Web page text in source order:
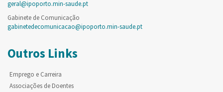
geral@ipoporto.min-saude.pt
Gabinete de Comunicação
gabinetedecomunicacao@ipoporto.min-saude.pt
Outros Links
Emprego e Carreira
Associações de Doentes